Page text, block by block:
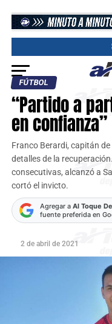
FÚTBOL
“Partido a
en confianza”
Franco Berardi, capitán
detalles de la
consecutivas, alcanzó a
cortó el invicto.
Agregar a Al Toque
fuente preferida en
2 de abril de 2021